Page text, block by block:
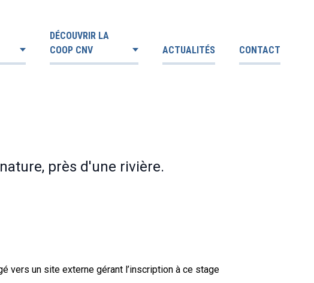
DÉCOUVRIR LA
COOP CNV
ACTUALITÉS CONTACT
près d'une rivière.
vers un site externe gérant l’inscription à ce stage